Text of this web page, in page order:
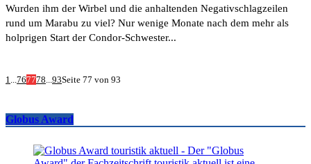
Wurden ihm der Wirbel und die anhaltenden Negativschlagzeilen
rund um Marabu zu viel? Nur wenige Monate nach dem mehr als
holprigen Start der Condor-Schwester...
1 767778 93Seite 77 von 93
Globus Award